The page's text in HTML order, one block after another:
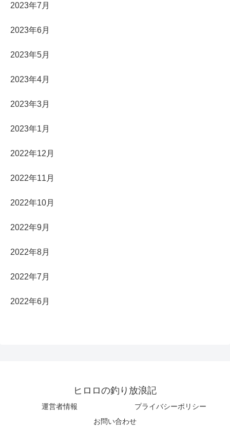
2023年7月
2023年6月
2023年5月
2023年4月
2023年3月
2023年1月
2022年12月
2022年11月
2022年10月
2022年9月
2022年8月
2022年7月
2022年6月
ヒロロの釣り放浪記
運営者情報
プライバシーポリシー
お問い合わせ